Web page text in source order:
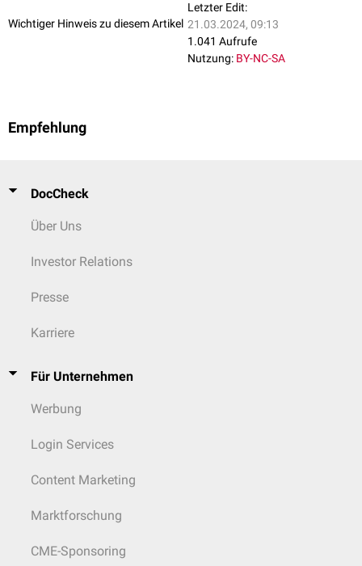
Wichtiger Hinweis zu diesem Artikel
Letzter Edit:
21.03.2024, 09:13
1.041 Aufrufe
Nutzung: BY-NC-SA
Empfehlung
DocCheck
Über Uns
Investor Relations
Presse
Karriere
Für Unternehmen
Werbung
Login Services
Content Marketing
Marktforschung
CME-Sponsoring